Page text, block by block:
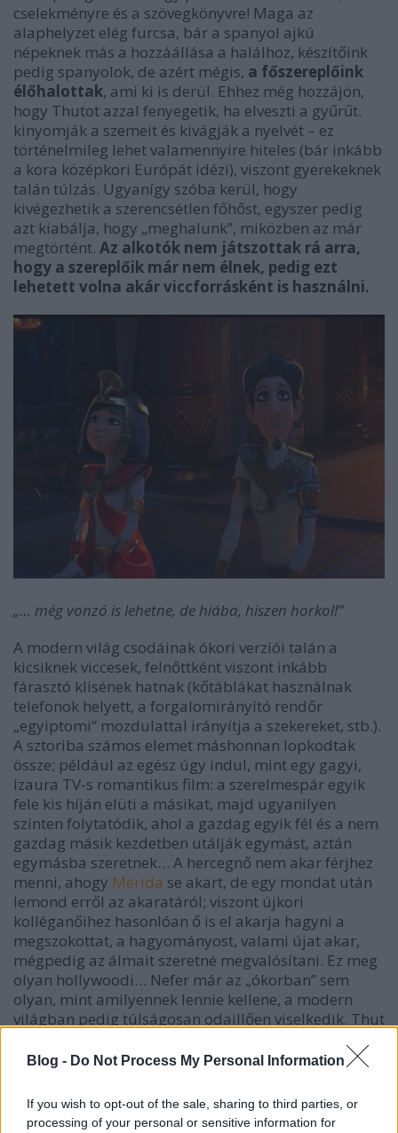
Blog - Do Not Process My Personal Information
If you wish to opt-out of the sale, sharing to third parties, or
processing of your personal or sensitive information for
cselekményre és a szövegkönyvre! Maga az
alaphelyzet elég furcsa, bár a spanyol ajkú
népeknek más a hozzáállása a halálhoz, készítőink
pedig spanyolok, de azért mégis, a főszereplőink
élőhalottak, ami ki is derül. Ehhez még hozzájön,
hogy Thutot azzal fenyegetik, ha elveszti a gyűrűt.
kinyomják a szemeit és kivágják a nyelvét – ez
történelmileg lehet valamennyire hiteles (bár inkább
a kora középkori Európát idézi), viszont gyerekeknek
talán túlzás. Ugyanígy szóba kerül, hogy
kivégezhetik a szerencsétlen főhőst, egyszer pedig
azt kiabálja, hogy „meghalunk”, miközben az már
megtörtént. Az alkotók nem játszottak rá arra,
hogy a szereplőik már nem élnek, pedig ezt
lehetett volna akár viccforrásként is használni.
„… még vonzó is lehetne, de hiába, hiszen horkol!”
A modern világ csodáinak ókori verziói talán a
kicsiknek viccesek, felnőttként viszont inkább
fárasztó klisének hatnak (kőtáblákat használnak
telefonok helyett, a forgalomirányító rendőr
„egyiptomi” mozdulattal irányítja a szekereket, stb.).
A sztoriba számos elemet máshonnan lopkodtak
össze; például az egész úgy indul, mint egy gagyi,
Izaura TV-s romantikus film: a szerelmespár egyik
fele kis híján elüti a másikat, majd ugyanilyen
szinten folytatódik, ahol a gazdag egyik fél és a nem
gazdag másik kezdetben utálják egymást, aztán
egymásba szeretnek… A hercegnő nem akar férjhez
menni, ahogy Merida se akart, de egy mondat után
lemond erről az akaratáról; viszont újkori
kolléganőihez hasonlóan ő is el akarja hagyni a
megszokottat, a hagyományost, valami újat akar,
mégpedig az álmait szeretné megvalósítani. Ez meg
olyan hollywoodi… Nefer már az „ókorban” sem
olyan, mint amilyennek lennie kellene, a modern
világban pedig túlságosan odaillően viselkedik. Thut
gyorsan alkalmazkodik, ahogy a gyerekek szoktak.
idegesítő, nem erőltetik a jelenlétét és beszélni se
beszél.